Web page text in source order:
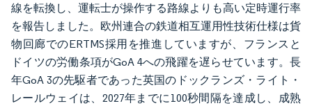
線を転換し、運転士が操作する路線よりも高い定時運行率
を報告しました。欧州連合の鉄道相互運用性技術仕様は貨
物回廊でのERTMS採用を推進していますが、フランスと
ドイツの労働条項がGoA 4への飛躍を遅らせています。長
年GoA 3の先駆者であった英国のドックランズ・ライト・
レールウェイは、2027年までに100秒間隔を達成し、成熟